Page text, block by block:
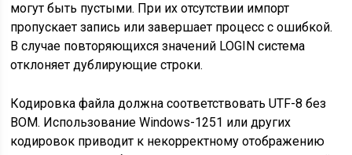
могут быть пустыми. При их отсутствии импорт
пропускает запись или завершает процесс с ошибкой.
В случае повторяющихся значений LOGIN система
отклоняет дублирующие строки.
Кодировка файла должна соответствовать UTF-8 без
BOM. Использование Windows-1251 или других
кодировок приводит к некорректному отображению